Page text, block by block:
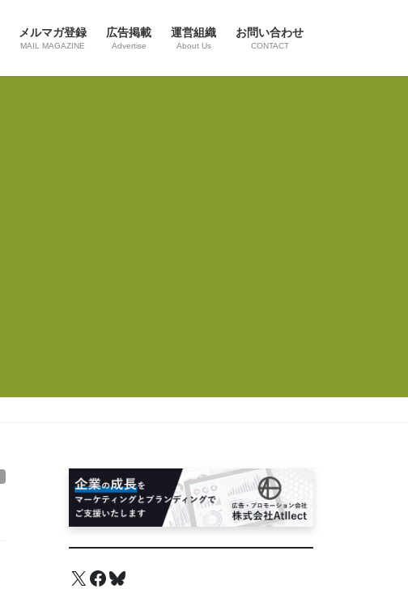
メルマガ登録
MAIL MAGAZINE
広告掲載
Advertise
運営組織
About Us
お問い合わせ
CONTACT
X Facebook
Bluesky